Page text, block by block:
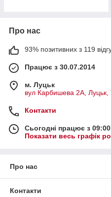
Про нас
93% позитивних з 119
Працює з 30.07.2014
м. Луцьк
вул Карбишева 2А, Луцьк,
Контакти
Сьогодні працює з
Показати весь графік
Про нас
Контакти